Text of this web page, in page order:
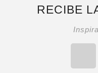
RECIBE